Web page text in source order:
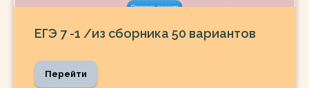
ЕГЭ 7 -1 /из сборника 50 вариантов
Перейти